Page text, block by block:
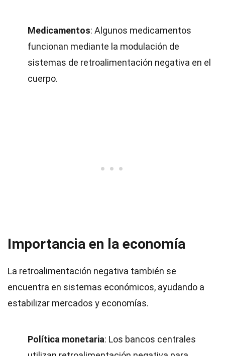
Medicamentos: Algunos medicamentos
funcionan mediante la modulación de
sistemas de retroalimentación negativa en el
cuerpo.
Importancia en la economía
La retroalimentación negativa también se
encuentra en sistemas económicos, ayudando a
estabilizar mercados y economías.
Política monetaria: Los bancos centrales